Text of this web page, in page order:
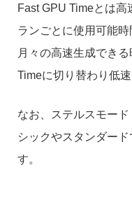
Fast GPU Timeとは
ランごとに使用可能時
月々の高速生成でき
Timeに切り替わり低
なお、ステルスモー
シックやスタンダー
す。